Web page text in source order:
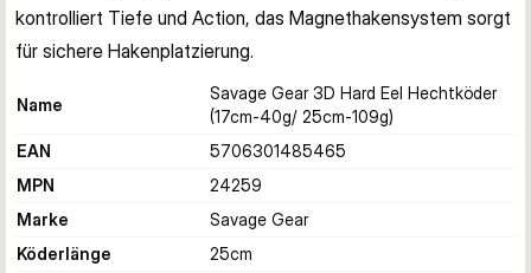
kontrolliert Tiefe und Action, das Magnethakensystem sorgt
für sichere Hakenplatzierung.
Name
Savage Gear 3D Hard Eel Hechtköder
(17cm-40g/ 25cm-109g)
EAN
5706301485465
MPN
24259
Marke
Savage Gear
Köderlänge
25cm